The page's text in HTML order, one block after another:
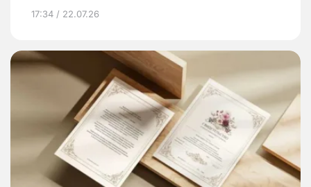
17:34 / 22.07.26